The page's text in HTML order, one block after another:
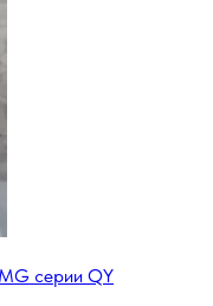
серии QY